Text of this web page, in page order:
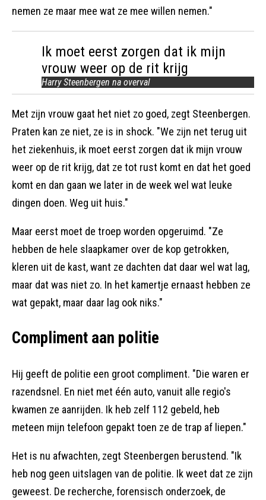
nemen ze maar mee wat ze mee willen nemen."
Ik moet eerst zorgen dat ik mijn
vrouw weer op de rit krijg
Harry Steenbergen na overval
Met zijn vrouw gaat het niet zo goed, zegt Steenbergen.
Praten kan ze niet, ze is in shock. "We zijn net terug uit
het ziekenhuis, ik moet eerst zorgen dat ik mijn vrouw
weer op de rit krijg, dat ze tot rust komt en dat het goed
komt en dan gaan we later in de week wel wat leuke
dingen doen. Weg uit huis."
Maar eerst moet de troep worden opgeruimd. "Ze
hebben de hele slaapkamer over de kop getrokken,
kleren uit de kast, want ze dachten dat daar wel wat lag,
maar dat was niet zo. In het kamertje ernaast hebben ze
wat gepakt, maar daar lag ook niks."
Compliment aan politie
Hij geeft de politie een groot compliment. "Die waren er
razendsnel. En niet met één auto, vanuit alle regio's
kwamen ze aanrijden. Ik heb zelf 112 gebeld, heb
meteen mijn telefoon gepakt toen ze de trap af liepen."
Het is nu afwachten, zegt Steenbergen berustend. "Ik
heb nog geen uitslagen van de politie. Ik weet dat ze zijn
geweest. De recherche, forensisch onderzoek, de